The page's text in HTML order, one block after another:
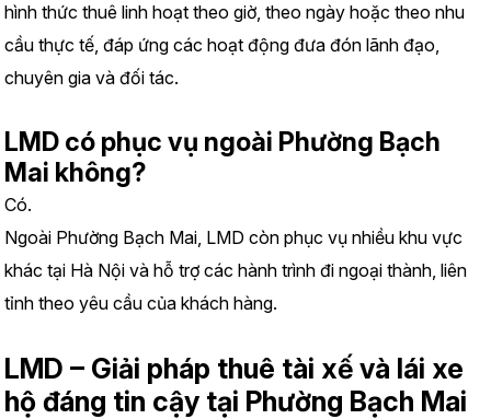
hình thức thuê linh hoạt theo giờ, theo ngày hoặc theo nhu
cầu thực tế, đáp ứng các hoạt động đưa đón lãnh đạo,
chuyên gia và đối tác.
LMD có phục vụ ngoài Phường Bạch
Mai không?
Có.
Ngoài Phường Bạch Mai, LMD còn phục vụ nhiều khu vực
khác tại Hà Nội và hỗ trợ các hành trình đi ngoại thành, liên
tỉnh theo yêu cầu của khách hàng.
LMD – Giải pháp thuê tài xế và lái xe
hộ đáng tin cậy tại Phường Bạch Mai